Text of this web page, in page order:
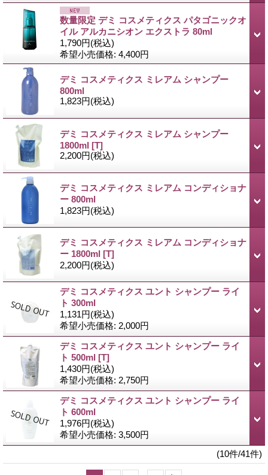
数量限定 デミ コスメティクス パタゴニックオ
イル アルカニシオン エクストラ 80ml
1,790円(税込)
希望小売価格: 4,400円
デミ コスメティクス ミレアム シャンプー
800ml
1,823円(税込)
デミ コスメティクス ミレアム シャンプー
1800ml [T]
2,200円(税込)
デミ コスメティクス ミレアム コンディショナ
ー 800ml
1,823円(税込)
デミ コスメティクス ミレアム コンディショナ
ー 1800ml [T]
2,200円(税込)
デミ コスメティクス ユント シャンプー ライ
ト 300ml
1,131円(税込)
希望小売価格: 2,000円
デミ コスメティクス ユント シャンプー ライ
ト 500ml [T]
1,430円(税込)
希望小売価格: 2,750円
デミ コスメティクス ユント シャンプー ライ
ト 600ml
1,976円(税込)
希望小売価格: 3,500円
(10件/41件)